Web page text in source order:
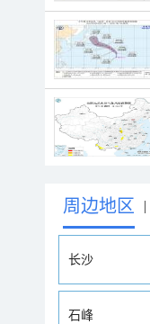
周边地区 |
长沙
石峰